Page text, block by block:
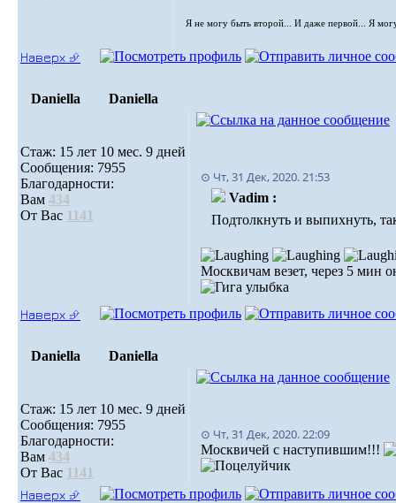
Я не могу быть второй... И даже первой... Я
Наверх ⮵
Daniella Daniella
Стаж: 15 лет 10 мес. 9 дней
Сообщения: 7955
Благодарности:
Вам 434
От Вас 1141
⊙ Чт, 31 Дек, 2020. 21:53
Vadim :
Подтолкнуть и выпихнуть,
Москвичам везет, через 5 мин
Наверх ⮵
Daniella Daniella
Стаж: 15 лет 10 мес. 9 дней
Сообщения: 7955
Благодарности:
Вам 434
От Вас 1141
⊙ Чт, 31 Дек, 2020. 22:09
Москвичей с наступившим!!!
Наверх ⮵